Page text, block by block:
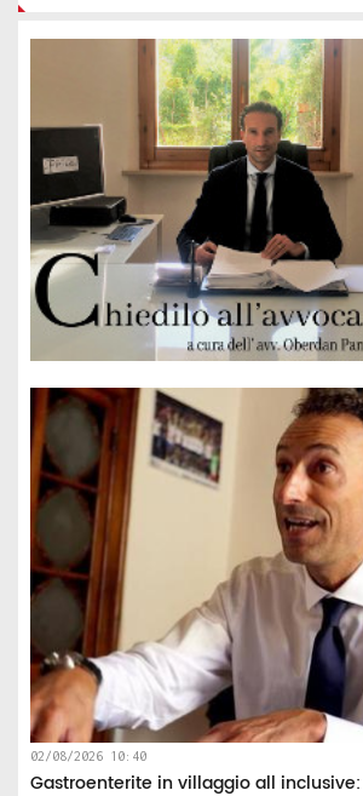
02/08/2026 10:40
Gastroenterite in villaggio all